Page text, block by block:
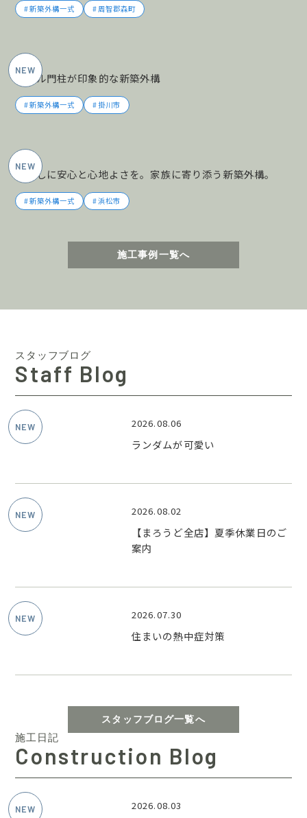
新築外構一式 周智郡森町
タイル門柱が印象的な新築外構
新築外構一式 掛川市
暮らしに安心と心地よさを。家族に寄り添う新築外構。
新築外構一式 浜松市
施工事例一覧へ
スタッフブログ
Staff Blog
2026.08.06
ランダムが可愛い
2026.08.02
【まろうど全店】夏季休業日のご
案内
2026.07.30
住まいの熱中症対策
スタッフブログ一覧へ
施工日記
Construction Blog
2026.08.03